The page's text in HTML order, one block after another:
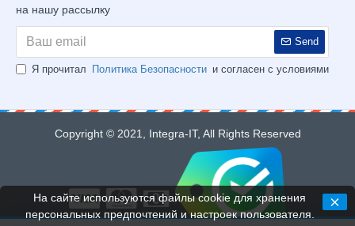
на нашу рассылку
Send
Я прочитал Политика Безопасности и согласен с условиями
Copyright © 2021, Integra-IT, All Rights Reserved
На сайте используются файлы cookie для хранения
персональных предпочтений и настроек пользователя.